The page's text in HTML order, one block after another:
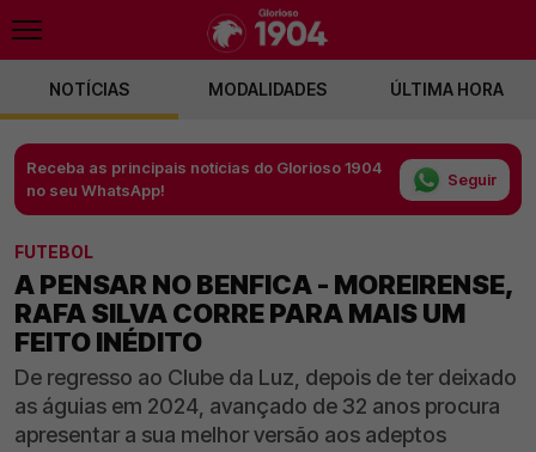
NOTÍCIAS MODALIDADES ÚLTIMA HORA
Receba as principais notícias do Glorioso 1904
no seu WhatsApp!
Seguir
FUTEBOL
A PENSAR NO BENFICA - MOREIRENSE,
RAFA SILVA CORRE PARA MAIS UM
FEITO INÉDITO
De regresso ao Clube da Luz, depois de ter deixado
as águias em 2024, avançado de 32 anos procura
apresentar a sua melhor versão aos adeptos